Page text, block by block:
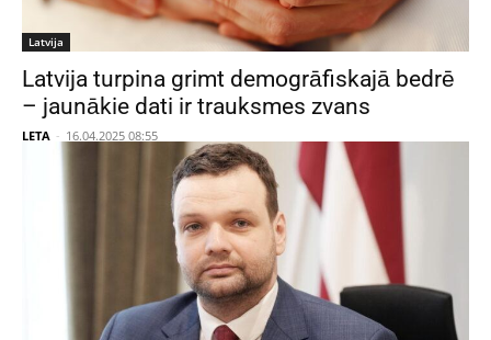
Latvija
Latvija turpina grimt demogrāfiskajā bedrē
– jaunākie dati ir trauksmes zvans
LETA - 16.04.2025 08:55